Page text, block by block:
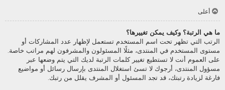
أعلى
ما هي الرتبة؟ وكيف يمكن تغييرها؟
الرتب التي تظهر تحت اسم المستخدم تستعمل لإظهار عدد المشاركات أو
مستوى المستخدم في المنتدى، مثلًا المسئولون والمشرفون لهم مراتب خاصة.
على العموم أنت لا تستطيع تغيير كلمات الرتبة لديك التي يتم وضعها عبر
مسؤول المنتدى، أرجوك لا تسئ استغلال المنتدى بإرسال رسائل أو مواضيع
فارغة لزيادة رتبتك، قد تجد المسئول أو المشرف يقلل من رتبك.